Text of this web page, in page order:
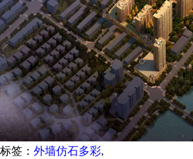
标签： 外墙仿石多彩,